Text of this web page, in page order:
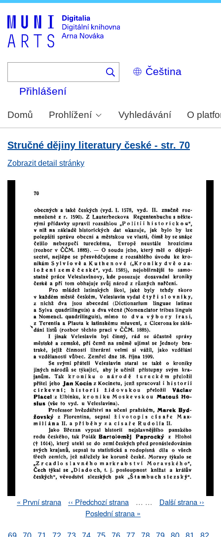
Select
your
Přihlášení
Domů Prohlížení Vyhledávání O
Stručné dějiny literatury české - str. 70
Zobrazit detail stránky
First
« První strana
Previous
‹‹ Předchozí strana … …
Next
Další strana ››
Last
Poslední strana »